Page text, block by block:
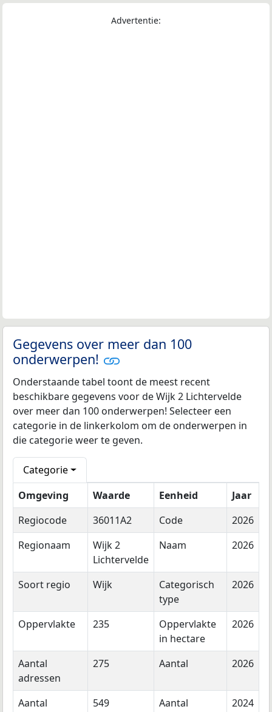
Advertentie:
Gegevens over meer dan 100
onderwerpen!
Onderstaande tabel toont de meest recent
beschikbare gegevens voor de Wijk 2 Lichtervelde
over meer dan 100 onderwerpen! Selecteer een
categorie in de linkerkolom om de onderwerpen in
die categorie weer te geven.
Categorie
Omgeving
Waarde Eenheid
Jaar
Regiocode
36011A2 Code
2026
Regionaam
Wijk 2
Lichtervelde
Naam 2026
Soort regio Wijk
Categorisch
type
2026
Oppervlakte 235
Oppervlakte
in hectare
2026
Aantal
adressen
275 Aantal 2026
Aantal
549 Aantal 2024